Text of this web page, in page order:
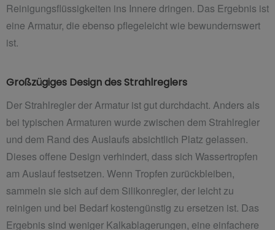
Reinigungsflüssigkeiten ins Innere dringen. Das Ergebnis ist
eine Armatur, die ebenso pflegeleicht wie bewundernswert
ist.
Großzügiges Design des Strahlreglers
Der Strahlregler der Armatur ist gut durchdacht. Anders als
bei typischen Armaturen wurde zwischen dem Strahlregler
und dem Rand des Auslaufs absichtlich Platz gelassen.
Dieses offene Design verhindert, dass sich Wassertropfen
am Auslauf festsetzen. Wenn Tropfen zurückbleiben,
sammeln sie sich auf dem Silikonregler, der leicht zu
reinigen und bei Bedarf kostengünstig zu ersetzen ist. Das
Ergebnis sind weniger Kalkablagerungen, eine einfachere